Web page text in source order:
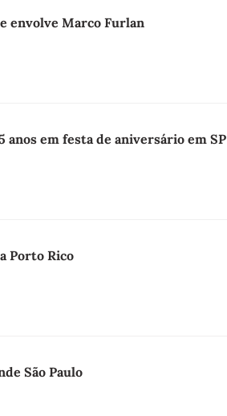
envolve Marco Furlan
em festa de aniversário em SP
Porto Rico
São Paulo